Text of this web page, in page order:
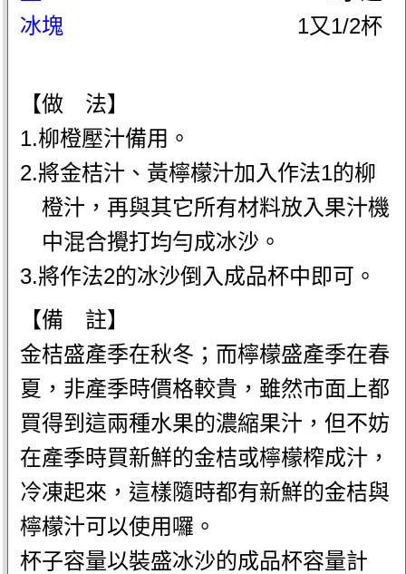
冰塊
1又1/2杯
【做 法】
1.柳橙壓汁備用。
2.將金桔汁、黃檸檬汁加入作法1的柳
橙汁，再與其它所有材料放入果汁機
中混合攪打均勻成冰沙。
3.將作法2的冰沙倒入成品杯中即可。
【備 註】
金桔盛產季在秋冬；而檸檬盛產季在春
夏，非產季時價格較貴，雖然市面上都
買得到這兩種水果的濃縮果汁，但不妨
在產季時買新鮮的金桔或檸檬榨成汁，
冷凍起來，這樣隨時都有新鮮的金桔與
檸檬汁可以使用囉。
杯子容量以裝盛冰沙的成品杯容量計